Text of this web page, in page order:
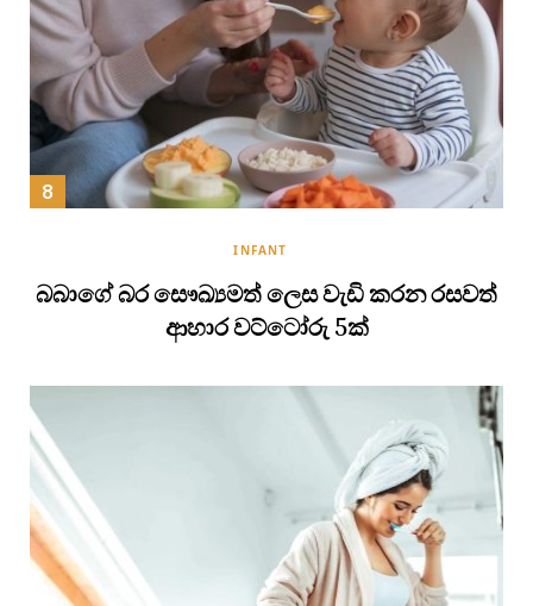
INFANT
බබාගේ බර සෞඛ්‍යමත් ලෙස වැඩි කරන රසවත්
ආහාර වට්ටෝරු 5ක්